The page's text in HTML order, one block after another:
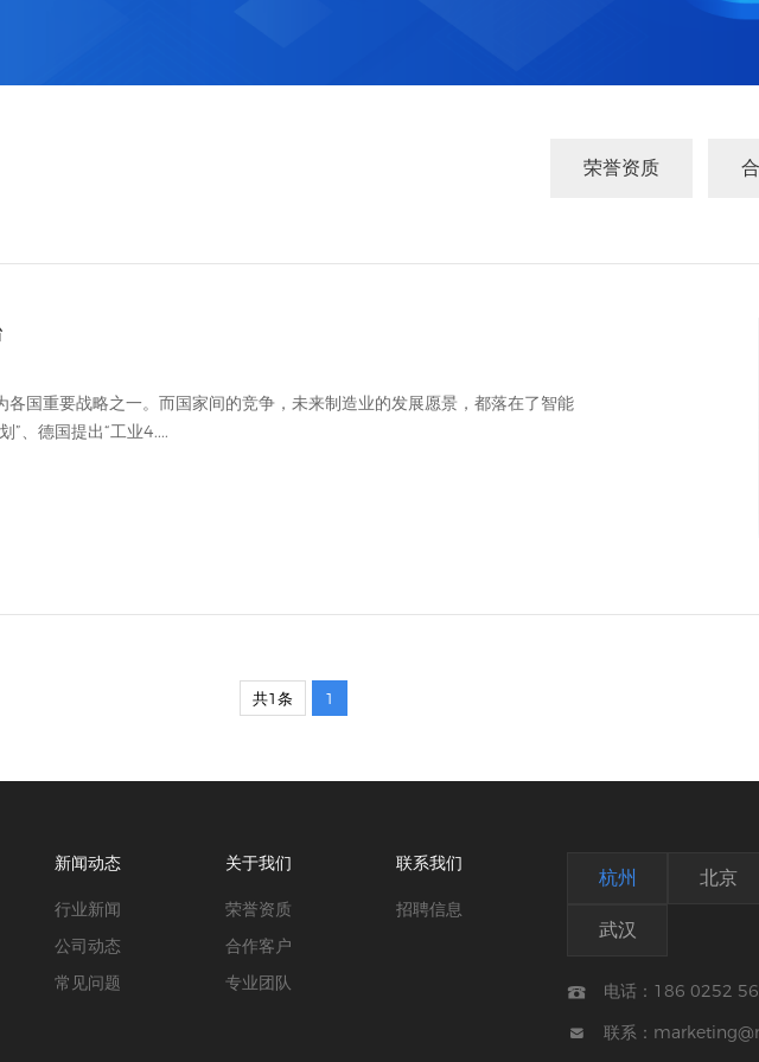
荣誉资质
各国重要战略之一。而国家间的竞争，未来制造业的发展愿景，都落在了智能
”、德国提出“工业4....
共1条 1
新闻动态
行业新闻
公司动态
常见问题
关于我们
荣誉资质
合作客户
专业团队
联系我们
招聘信息
杭州 北京
武汉
 电话：186 0252
 联系：